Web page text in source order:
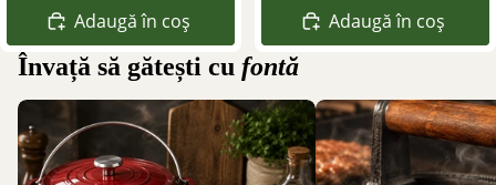
Adaugă în coș Adaugă în coș
Învață să gătești cu fontă
Set de Vase din Fontă: Ce Conține, Cum
Alegi și De Ce Este Cadoul Ideal
Accesorii din Fontă
de Burger, Presa și